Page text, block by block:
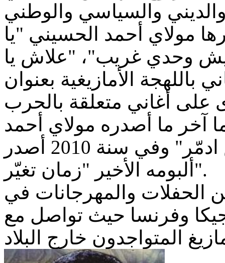
مولاي أحمد الحسيني "يا
وحدي غريب"، "علاش يا
باللهجة الأمازيغية بعنوان
على أغاني متعلقة بالحرب
آخر ما أصدره مولاي أحمد
الحسيني كان سنة 2009 "الكاس ادمّر" وفي سنة 2010 أصدر
ألبومه الأخير "زمان تغيّر".
الحفلات والمهرجانات في
وفرنسا حيث تواصل مع